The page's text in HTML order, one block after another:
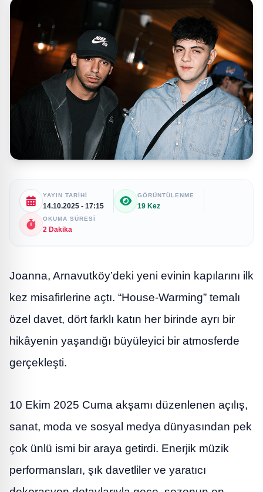
YAYIN TARIHI
14.10.2025 - 17:15
GÖRÜNTÜLENME
19 Kez
OKUMA SÜRESI
2 Dakika
Joanna, Arnavutköy’deki yeni evinin kapılarını ilk
kez misafirlerine açtı. “House-Warming” temalı
özel davet, dört farklı katın her birinde ayrı bir
hikâyenin yaşandığı büyüleyici bir atmosferde
gerçekleşti.
10 Ekim 2025 Cuma akşamı düzenlenen açılış,
sanat, moda ve sosyal medya dünyasından pek
çok ünlü ismi bir araya getirdi. Enerjik müzik
performansları, şık davetliler ve yaratıcı